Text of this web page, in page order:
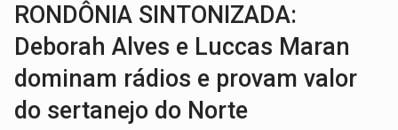
RONDÔNIA SINTONIZADA:
Deborah Alves e Luccas Maran
dominam rádios e provam valor
do sertanejo do Norte